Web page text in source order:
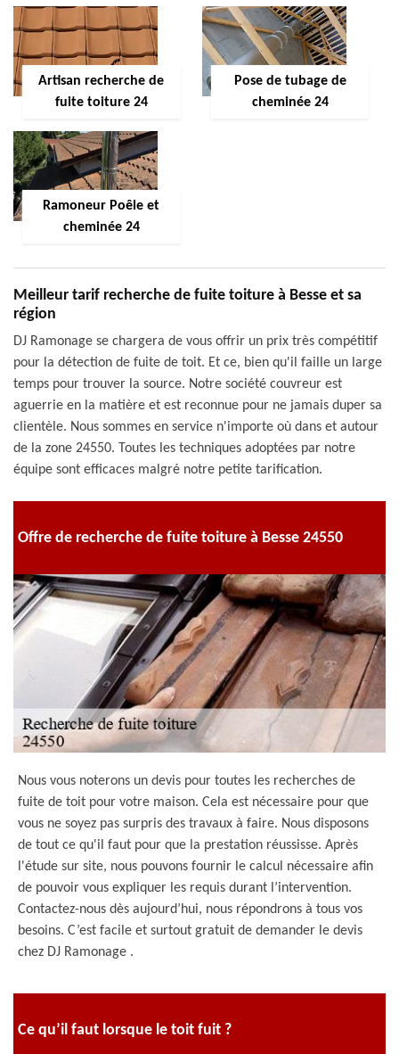
Artisan recherche de
fuite toiture 24
Pose de tubage de
cheminée 24
Ramoneur Poêle et
cheminée 24
Meilleur tarif recherche de fuite toiture à Besse et sa
région
DJ Ramonage se chargera de vous offrir un prix très compétitif
pour la détection de fuite de toit. Et ce, bien qu'il faille un large
temps pour trouver la source. Notre société couvreur est
aguerrie en la matière et est reconnue pour ne jamais duper sa
clientèle. Nous sommes en service n'importe où dans et autour
de la zone 24550. Toutes les techniques adoptées par notre
équipe sont efficaces malgré notre petite tarification.
Offre de recherche de fuite toiture à Besse 24550
Nous vous noterons un devis pour toutes les recherches de
fuite de toit pour votre maison. Cela est nécessaire pour que
vous ne soyez pas surpris des travaux à faire. Nous disposons
de tout ce qu'il faut pour que la prestation réussisse. Après
l'étude sur site, nous pouvons fournir le calcul nécessaire afin
de pouvoir vous expliquer les requis durant l’intervention.
Contactez-nous dès aujourd’hui, nous répondrons à tous vos
besoins. C’est facile et surtout gratuit de demander le devis
chez DJ Ramonage .
Ce qu’il faut lorsque le toit fuit ?